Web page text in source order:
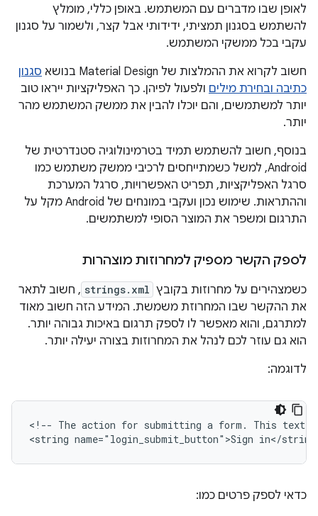
לאופן שבו מדברים עם המשתמש. באופן כללי, מומלץ
להשתמש בסגנון תמציתי, ידידותי אבל קצר, ולשמור על סגנון
עקבי בכל ממשקי המשתמש.
חשוב לקרוא את ההמלצות של Material Design בנושא
סגנון
כתיבה ובחירת מילים ולפעול לפיהן. כך האפליקציות ייראו טוב
יותר למשתמשים, והם יוכלו להבין את ממשק המשתמש מהר
יותר.
בנוסף, חשוב להשתמש תמיד בטרמינולוגיה סטנדרטית של
Android, למשל כשמתייחסים לרכיבי ממשק משתמש כמו
סרגל האפליקציות, תפריט האפשרויות, סרגל המערכת
וההתראות. שימוש נכון ועקבי במונחים של Android מקל על
התרגום ומשפר את המוצר הסופי למשתמשים.
לספק הקשר מספיק למחרוזות מוצהרות
כשמצהירים על מחרוזות בקובץ strings.xml , חשוב לתאר
את ההקשר שבו המחרוזת משמשת. המידע הזה חשוב מאוד
למתרגם, והוא מאפשר לו לספק תרגום באיכות גבוהה יותר.
הוא גם עוזר לכם לנהל את המחרוזות בצורה יעילה יותר.
לדוגמה:
<!-- The action for submitting a form. This text
<string name="login_submit_button">Sign in</
כדאי לספק פרטים כמו: